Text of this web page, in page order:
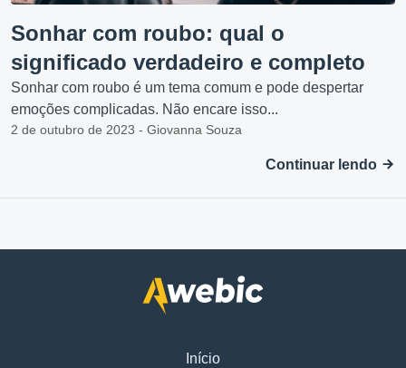
Sonhar com roubo: qual o
significado verdadeiro e completo
Sonhar com roubo é um tema comum e pode despertar
emoções complicadas. Não encare isso...
2 de outubro de 2023 - Giovanna Souza
Continuar lendo
Início